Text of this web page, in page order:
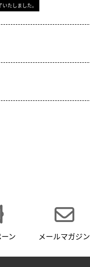
たしました。
ン メールマガジン